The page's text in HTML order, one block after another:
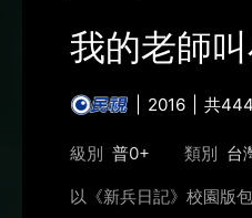
我的老師
2016 共
級別 普0+ 類別 台
以《新兵日記》校園版